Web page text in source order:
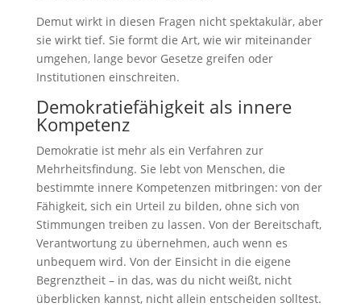
Demut wirkt in diesen Fragen nicht spektakulär, aber
sie wirkt tief. Sie formt die Art, wie wir miteinander
umgehen, lange bevor Gesetze greifen oder
Institutionen einschreiten.
Demokratiefähigkeit als innere
Kompetenz
Demokratie ist mehr als ein Verfahren zur
Mehrheitsfindung. Sie lebt von Menschen, die
bestimmte innere Kompetenzen mitbringen: von der
Fähigkeit, sich ein Urteil zu bilden, ohne sich von
Stimmungen treiben zu lassen. Von der Bereitschaft,
Verantwortung zu übernehmen, auch wenn es
unbequem wird. Von der Einsicht in die eigene
Begrenztheit – in das, was du nicht weißt, nicht
überblicken kannst, nicht allein entscheiden solltest.